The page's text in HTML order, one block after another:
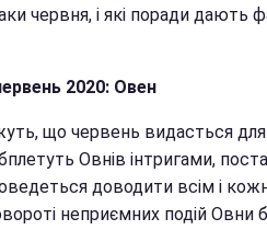
червня, і які поради дають
2020: Овен
що червень видасться
Овнів інтригами,
доводити всім і
неприємних подій Овни